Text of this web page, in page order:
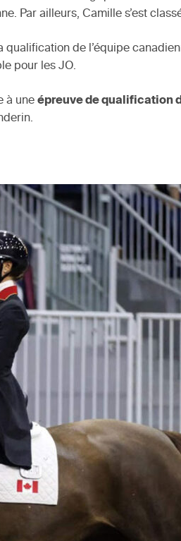
Par ailleurs, Camille s’est
de l’équipe
pour les JO.
à une épreuve de qualification